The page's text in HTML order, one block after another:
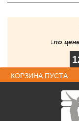
↓по
КОРЗИНА ПУСТА